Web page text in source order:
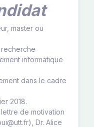
master ou
informatique
dans le cadre
2018.
de motivation
Dr. Alice